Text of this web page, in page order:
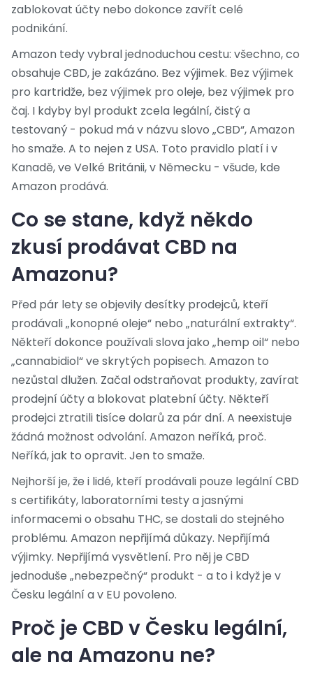
zablokovat účty nebo dokonce zavřít celé
podnikání.
Amazon tedy vybral jednoduchou cestu: všechno, co
obsahuje CBD, je zakázáno. Bez výjimek. Bez výjimek
pro kartridže, bez výjimek pro oleje, bez výjimek pro
čaj. I kdyby byl produkt zcela legální, čistý a
testovaný - pokud má v názvu slovo „CBD“, Amazon
ho smaže. A to nejen z USA. Toto pravidlo platí i v
Kanadě, ve Velké Británii, v Německu - všude, kde
Amazon prodává.
Co se stane, když někdo
zkusí prodávat CBD na
Amazonu?
Před pár lety se objevily desítky prodejců, kteří
prodávali „konopné oleje“ nebo „naturální extrakty“.
Někteří dokonce používali slova jako „hemp oil“ nebo
„cannabidiol“ ve skrytých popisech. Amazon to
nezůstal dlužen. Začal odstraňovat produkty, zavírat
prodejní účty a blokovat platební účty. Někteří
prodejci ztratili tisíce dolarů za pár dní. A neexistuje
žádná možnost odvolání. Amazon neříká, proč.
Neříká, jak to opravit. Jen to smaže.
Nejhorší je, že i lidé, kteří prodávali pouze legální CBD
s certifikáty, laboratorními testy a jasnými
informacemi o obsahu THC, se dostali do stejného
problému. Amazon nepřijímá důkazy. Nepřijímá
výjimky. Nepřijímá vysvětlení. Pro něj je CBD
jednoduše „nebezpečný“ produkt - a to i když je v
Česku legální a v EU povoleno.
Proč je CBD v Česku legální,
ale na Amazonu ne?